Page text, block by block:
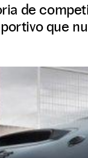
de
que